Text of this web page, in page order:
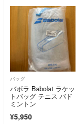
バッグ
バボラ Babolat ラケッ
トバッグ テニス バド
ミントン
¥5,950